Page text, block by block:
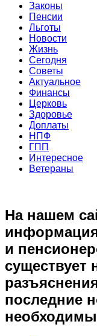
Законы
Пенсии
Льготы
Новости
Жизнь
Сегодня
Советы
Актуальное
Финансы
Церковь
Здоровье
Доплаты
НПФ
ГПП
Интересное
Ветераны
На нашем
и
существует
последние